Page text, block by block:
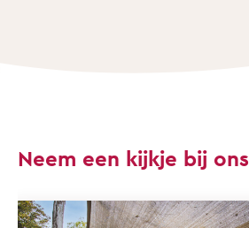
Neem een kijkje bij ons